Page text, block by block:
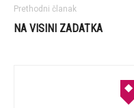
Prethodni članak
NA VISINI ZADATKA